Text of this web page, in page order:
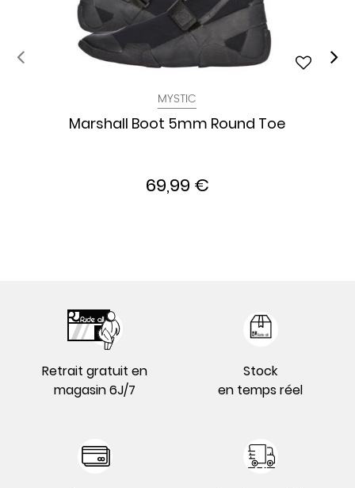
MYSTIC
Marshall Boot 5mm Round Toe
69,99 €
Retrait gratuit en
magasin 6J/7
Stock
en temps réel